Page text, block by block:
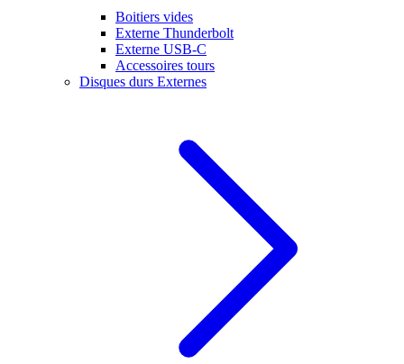
Boitiers vides
Externe Thunderbolt
Externe USB-C
Accessoires tours
Disques durs Externes